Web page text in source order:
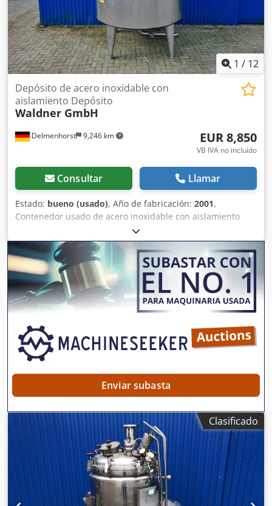
1 / 12
Delmenhorst 9,246 km
Depósito de acero inoxidable con
aislamiento Depósito
Waldner GmbH
EUR 8,850
VB IVA no incluído
Consultar Llamar
Estado: bueno (usado), Año de fabricación: 2001,
Contenedor usado de acero inoxidable con aislamiento
Último uso: Farmacia Número de artículo: 10820 Volumen:
5540L Presión de funcionamiento: +3/-1 bar Máx.
Temperatura de funcionamiento: +150 °C Tipo: Vertical
sobre 4 pies Material (partes húmedas): 1.4404 / AISI316
Diseño: Aislado Base: Base abombada Dimensiones del
depósito: Altura cilíndrica: aprox. 1600mm Dwodpjth Sc
Njfx Ap Aja Altura total: aprox. 3100mm Altura de los pies:
suelo: 120mm Materiales: Interior: 1.4404 / AISI316
Exterior: 1.4301 / AISI 304 Equipamiento: Aislamiento de
lana de roca Piso superior embridado Varias conexiones en
Enviar subasta
Clasificado